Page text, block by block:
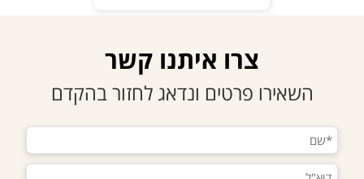
צרו איתנו קשר
השאירו פרטים ונדאג לחזור בהקדם